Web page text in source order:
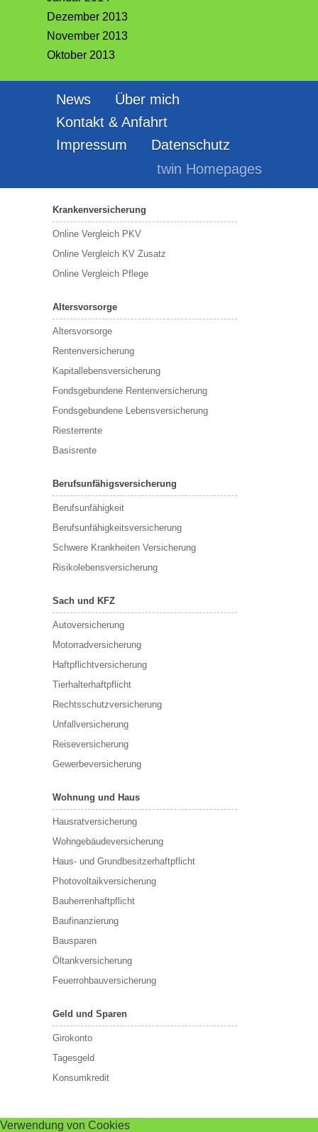
Dezember 2013
November 2013
Oktober 2013
News
Über mich
Kontakt & Anfahrt
Impressum
Datenschutz
twin Homepages
Krankenversicherung
Online Vergleich PKV
Online Vergleich KV Zusatz
Online Vergleich Pflege
Altersvorsorge
Altersvorsorge
Rentenversicherung
Kapitallebensversicherung
Fondsgebundene Rentenversicherung
Fondsgebundene Lebensversicherung
Riesterrente
Basisrente
Berufsunfähigsversicherung
Berufs­unfähigkeit
Berufsunfähigkeitsversicherung
Schwere Krankheiten Versicherung
Risikolebensversicherung
Sach und KFZ
Autoversicherung
Motorradversicherung
Haftpflichtversicherung
Tierhalterhaftpflicht
Rechtsschutzversicherung
Unfallversicherung
Reiseversicherung
Gewerbeversicherung
Wohnung und Haus
Hausratversicherung
Wohngebäudeversicherung
Haus- und Grundbesitzerhaftpflicht
Photovoltaikversicherung
Bauherrenhaftpflicht
Baufinanzierung
Bausparen
Öltankversicherung
Feuerrohbauversicherung
Geld und Sparen
Girokonto
Tagesgeld
Konsumkredit
Verwendung von Cookies